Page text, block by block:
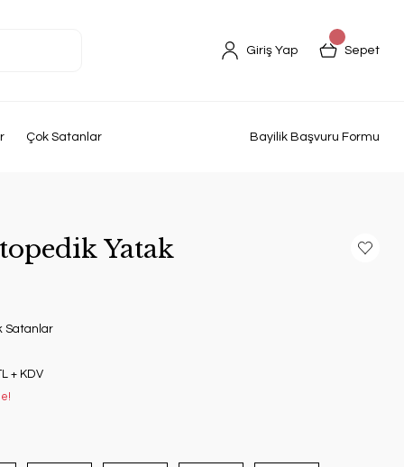
Giriş Yap Sepet
Çok Satanlar Bayilik Başvuru Formu
Yatak
Satanlar
+ KDV